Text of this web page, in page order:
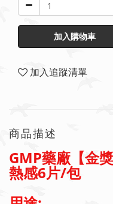
加入購物車
加入追蹤清單
商品描述
GMP藥廠【金
熱感6片/包